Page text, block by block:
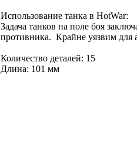
Использование танка в HotWar:
Задача танков на поле боя
противника. Крайне уязвим для
Количество деталей: 15
Длина: 101 мм